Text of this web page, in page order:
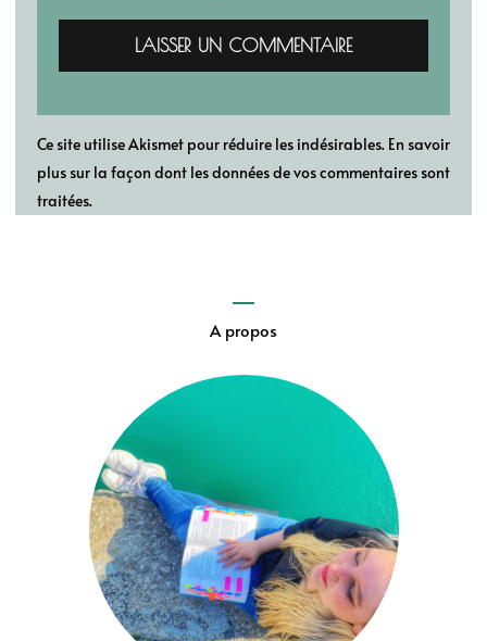
Ce site utilise Akismet pour réduire les indésirables. En savoir
plus sur la façon dont les données de vos commentaires sont
traitées.
A propos